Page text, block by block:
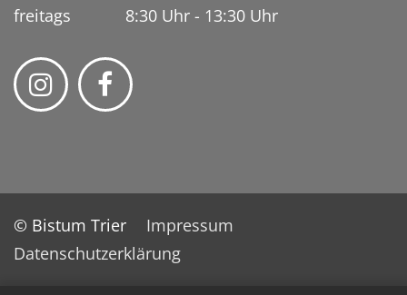
freitags 8:30 Uhr - 13:30 Uhr
© Bistum Trier
Impressum
Datenschutzerklärung